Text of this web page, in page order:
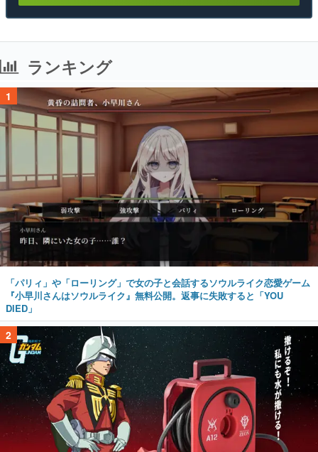
ランキング
1
「パリィ」や「ローリング」で女の子と会話するソウルライク恋愛ゲーム
『小早川さんはソウルライク』無料公開。返事に失敗すると「YOU
DIED」
2